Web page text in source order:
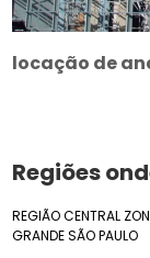
locação de
Regiões
REGIÃO CENTRAL
GRANDE SÃO PAULO